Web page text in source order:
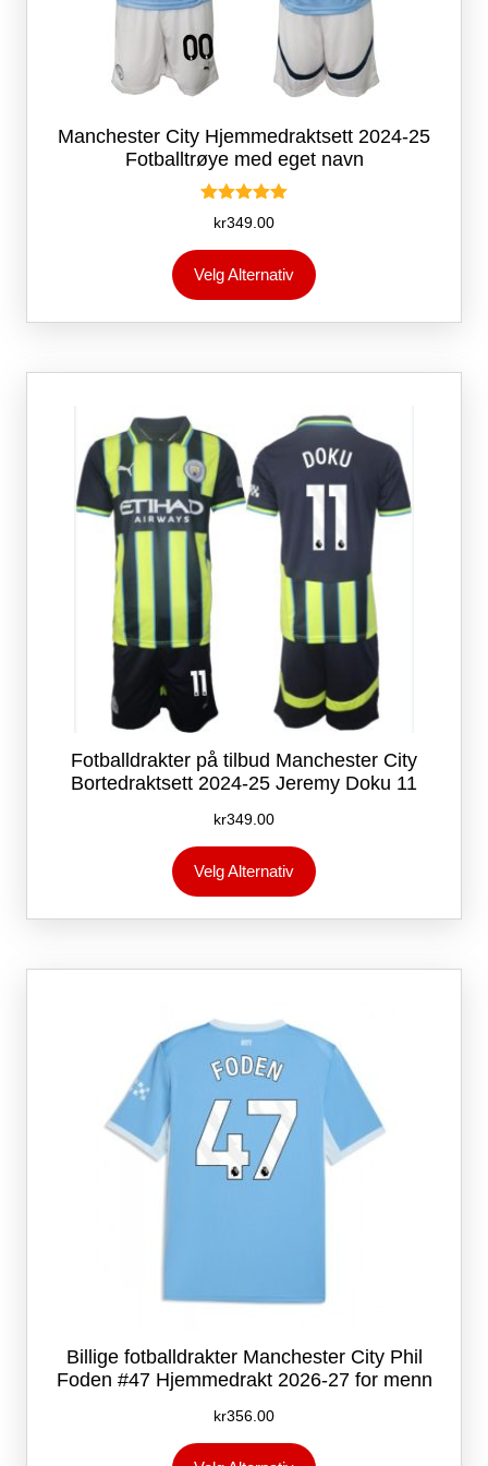
Manchester City Hjemmedraktsett 2024-25
Fotballtrøye med eget navn
Vurdert
5.00
av 5
kr349.00
Velg Alternativ
produktet
flere
Alternativene
velges
på
produktsiden
Fotballdrakter på tilbud Manchester City
Bortedraktsett 2024-25 Jeremy Doku 11
kr349.00
Velg Alternativ
produktet
flere
Alternativene
på
produktsiden
Billige fotballdrakter Manchester City Phil
Foden #47 Hjemmedrakt 2026-27 for menn
kr356.00